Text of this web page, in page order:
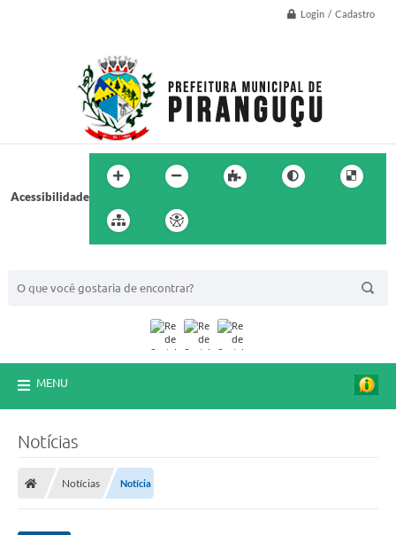
Login / Cadastro
Acessibilidade
MENU
Notícias
Notícias Notícia